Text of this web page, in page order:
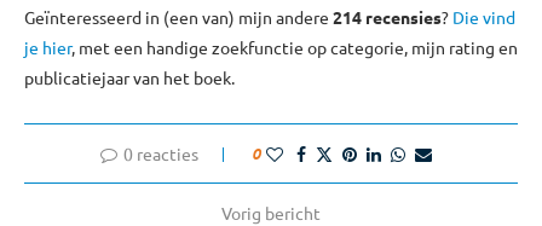
Geïnteresseerd in (een van) mijn andere 214 recensies? Die vind
je hier, met een handige zoekfunctie op categorie, mijn rating en
publicatiejaar van het boek.
0 reacties 0
Vorig bericht